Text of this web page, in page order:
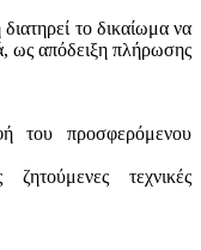
το δικαίωμα να
ως απόδειξη πλήρωσης
του προσφερόμενου
τεχνικές